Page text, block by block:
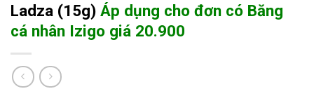
Ladza (15g) Áp dụng cho đơn có Băng
cá nhân Izigo giá 20.900